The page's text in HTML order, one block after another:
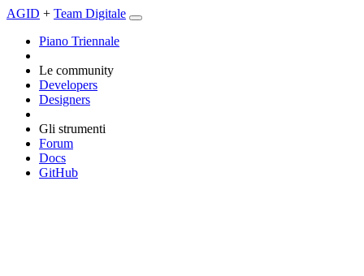
AGID + Team Digitale
Piano Triennale
Le community
Developers
Designers
Gli strumenti
Forum
Docs
GitHub